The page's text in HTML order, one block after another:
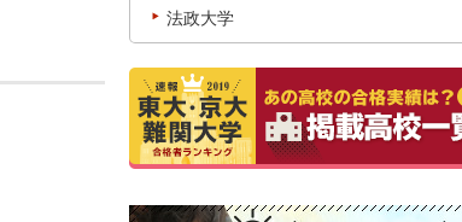
法政大学